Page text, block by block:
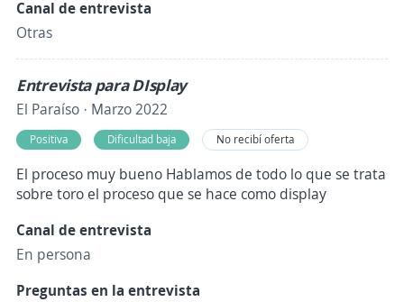
Canal de entrevista
Otras
Entrevista para DIsplay
El Paraíso · Marzo 2022
Positiva Dificultad baja No recibí oferta
El proceso muy bueno Hablamos de todo lo que se trata
sobre toro el proceso que se hace como display
Canal de entrevista
En persona
Preguntas en la entrevista